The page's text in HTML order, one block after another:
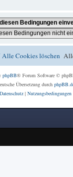
Alle Cookies löschen
phpBB® Forum Software ©
Übersetzung durch
Datenschutz| Nutzungsbedingungen